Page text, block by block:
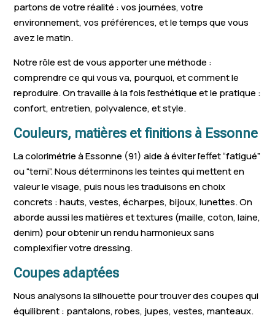
Ballancourt-sur-
Essonne
Saint-Germain-lès-
Corbeil
Soisy-sur-
Lisses
Orge
Wissous Étréchy
Égly
Saulx-les-Chartreux
Longpont-sur-Orge
Lardy
Villabé Ollainville
Saint-Chéron
Le Coudray-
Montceaux
Ballainvilliers
Bièvres Milly-la-Forêt
Saclay
Leuville-sur-Orge
Le Plessis-Pâté
Forges-les-
partons de votre réalité : vos journées, votre
environnement, vos préférences, et le temps que vous
avez le matin.
Notre rôle est de vous apporter une méthode :
comprendre ce qui vous va, pourquoi, et comment le
reproduire. On travaille à la fois l’esthétique et le pratique :
confort, entretien, polyvalence, et style.
Couleurs, matières et finitions à Essonne
La colorimétrie à Essonne (91) aide à éviter l’effet “fatigué”
ou “terni”. Nous déterminons les teintes qui mettent en
valeur le visage, puis nous les traduisons en choix
concrets : hauts, vestes, écharpes, bijoux, lunettes. On
aborde aussi les matières et textures (maille, coton, laine,
denim) pour obtenir un rendu harmonieux sans
complexifier votre dressing.
Coupes adaptées
Nous analysons la silhouette pour trouver des coupes qui
équilibrent : pantalons, robes, jupes, vestes, manteaux.